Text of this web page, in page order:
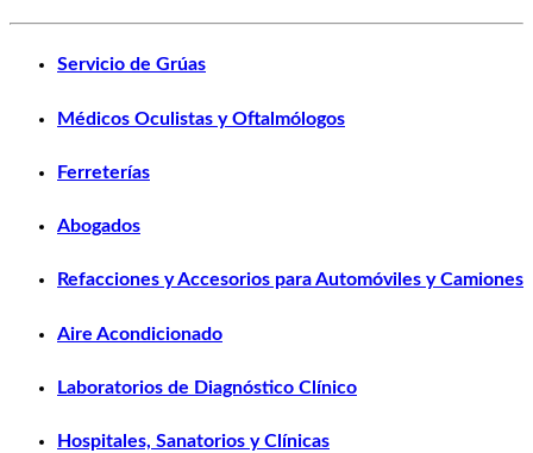
Servicio de Grúas
Médicos Oculistas y Oftalmólogos
Ferreterías
Abogados
Refacciones y Accesorios para Automóviles y Camiones
Aire Acondicionado
Laboratorios de Diagnóstico Clínico
Hospitales, Sanatorios y Clínicas